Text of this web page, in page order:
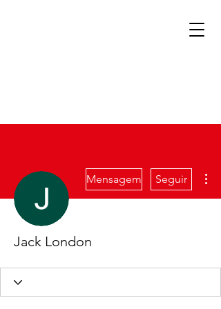
Mensagem Seguir
Jack London